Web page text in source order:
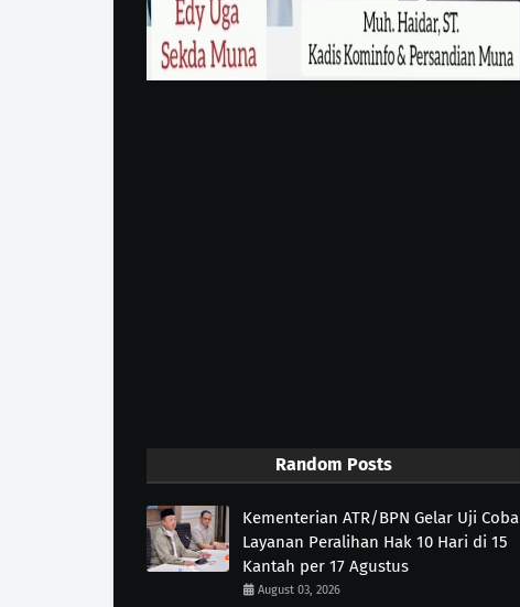
Random Posts
Kementerian ATR/BPN Gelar Uji Coba
Layanan Peralihan Hak 10 Hari di 15
Kantah per 17 Agustus
August 03, 2026